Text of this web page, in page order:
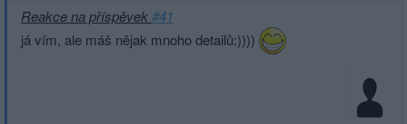
Reakce na příspěvek#41
já vím, ale máš nějak mnoho detailů:))))